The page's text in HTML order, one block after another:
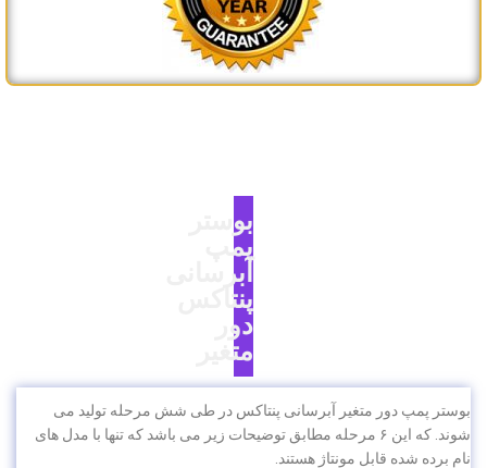
بوستر
پمپ
آبرسانی
پنتاکس
دور
متغیر
بوستر پمپ دور متغیر آبرسانی پنتاکس در طی شش مرحله تولید می
شوند. که این ۶ مرحله مطابق توضیحات زیر می باشد که تنها با مدل های
نام برده شده قابل مونتاژ هستند.